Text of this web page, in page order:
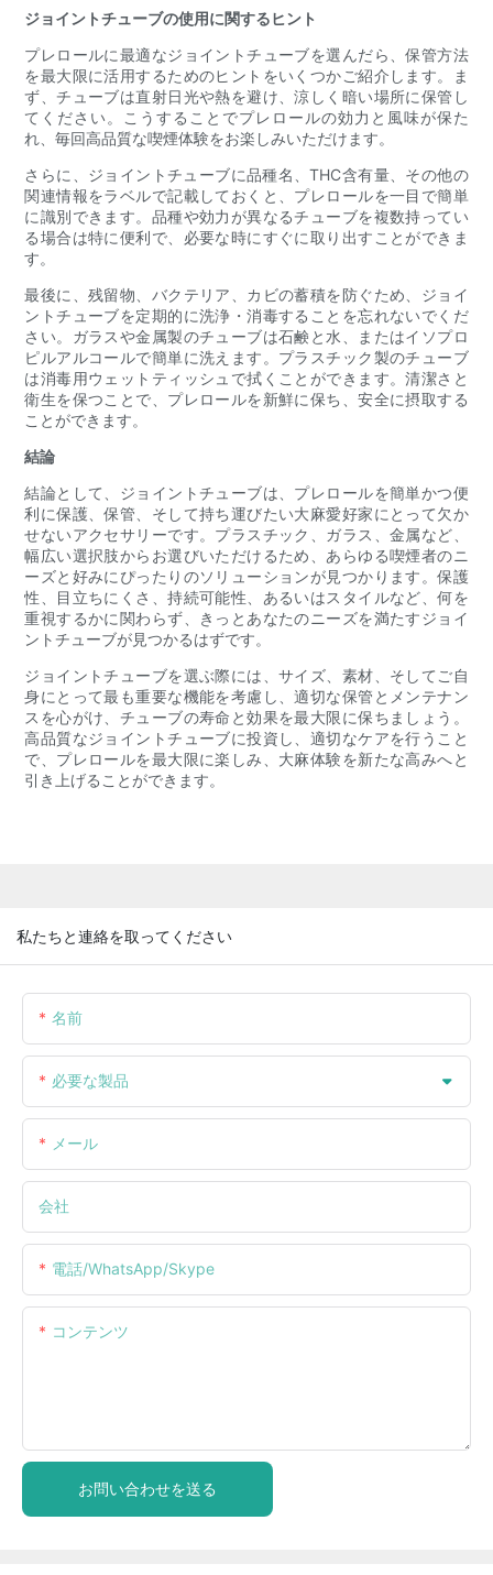
ジョイントチューブの使用に関するヒント
プレロールに最適なジョイントチューブを選んだら、保管方法
を最大限に活用するためのヒントをいくつかご紹介します。ま
ず、チューブは直射日光や熱を避け、涼しく暗い場所に保管し
てください。こうすることでプレロールの効力と風味が保た
れ、毎回高品質な喫煙体験をお楽しみいただけます。
さらに、ジョイントチューブに品種名、THC含有量、その他の
関連情報をラベルで記載しておくと、プレロールを一目で簡単
に識別できます。品種や効力が異なるチューブを複数持ってい
る場合は特に便利で、必要な時にすぐに取り出すことができま
す。
最後に、残留物、バクテリア、カビの蓄積を防ぐため、ジョイ
ントチューブを定期的に洗浄・消毒することを忘れないでくだ
さい。ガラスや金属製のチューブは石鹸と水、またはイソプロ
ピルアルコールで簡単に洗えます。プラスチック製のチューブ
は消毒用ウェットティッシュで拭くことができます。清潔さと
衛生を保つことで、プレロールを新鮮に保ち、安全に摂取する
ことができます。
結論
結論として、ジョイントチューブは、プレロールを簡単かつ便
利に保護、保管、そして持ち運びたい大麻愛好家にとって欠か
せないアクセサリーです。プラスチック、ガラス、金属など、
幅広い選択肢からお選びいただけるため、あらゆる喫煙者のニ
ーズと好みにぴったりのソリューションが見つかります。保護
性、目立ちにくさ、持続可能性、あるいはスタイルなど、何を
重視するかに関わらず、きっとあなたのニーズを満たすジョイ
ントチューブが見つかるはずです。
ジョイントチューブを選ぶ際には、サイズ、素材、そしてご自
身にとって最も重要な機能を考慮し、適切な保管とメンテナン
スを心がけ、チューブの寿命と効果を最大限に保ちましょう。
高品質なジョイントチューブに投資し、適切なケアを行うこと
で、プレロールを最大限に楽しみ、大麻体験を新たな高みへと
引き上げることができます。
私たちと連絡を取ってください
名前
必要な製品
メール
会社
電話/WhatsApp/Skype
コンテンツ
お問い合わせを送る